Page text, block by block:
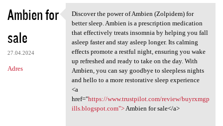
Ambien for
sale
27.04.2024
Adres
Discover the power of Ambien
Discover the power of Ambien (Zolpidem) for
better sleep. Ambien is a prescription medication
that effectively treats insomnia by helping you fall
asleep faster and stay asleep longer. Its calming
effects promote a restful night, ensuring you wake
up refreshed and ready to take on the day. With
Ambien, you can say goodbye to sleepless nights
and hello to a more restorative sleep experience
<a
href="https://www.trustpilot.com/review/buyrxmgp
ills.blogspot.com">Ambien for sale</a>